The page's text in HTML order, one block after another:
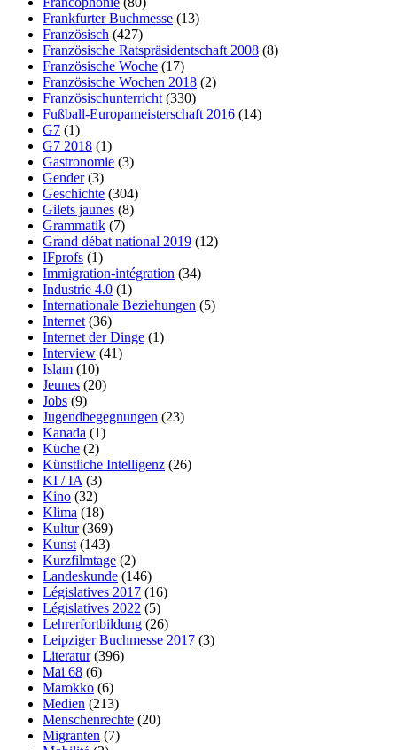
Frankfurter Buchmesse (13)
Französisch (427)
Französische Ratspräsidentschaft 2008 (8)
Französische Woche (17)
Französische Wochen 2018 (2)
Französischunterricht (330)
Fußball-Europameisterschaft 2016 (14)
G7 (1)
G7 2018 (1)
Gastronomie (3)
Gender(3)
Geschichte (304)
Gilets jaunes (8)
Grammatik (7)
Grand débat national 2019 (12)
IFprofs (1)
Immigration-intégration (34)
Industrie 4.0 (1)
Internationale Beziehungen (5)
Internet (36)
Internet der Dinge (1)
Interview (41)
Islam (10)
Jeunes (20)
Jobs (9)
Jugendbegegnungen (23)
Kanada (1)
Küche (2)
Künstliche Intelligenz (26)
KI / IA (3)
Kino (32)
Klima (18)
Kultur(369)
Kunst (143)
Kurzfilmtage (2)
Landeskunde (146)
Législatives 2017 (16)
Législatives 2022 (5)
Lehrerfortbildung (26)
Leipziger Buchmesse 2017 (3)
Literatur(396)
Mai 68 (6)
Marokko (6)
Medien (213)
Menschenrechte (20)
Migranten (7)